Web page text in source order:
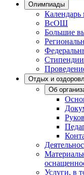
Олимпиады
Календарь
ВсОШ
Большие
Отдых и
Об
Услуги, в